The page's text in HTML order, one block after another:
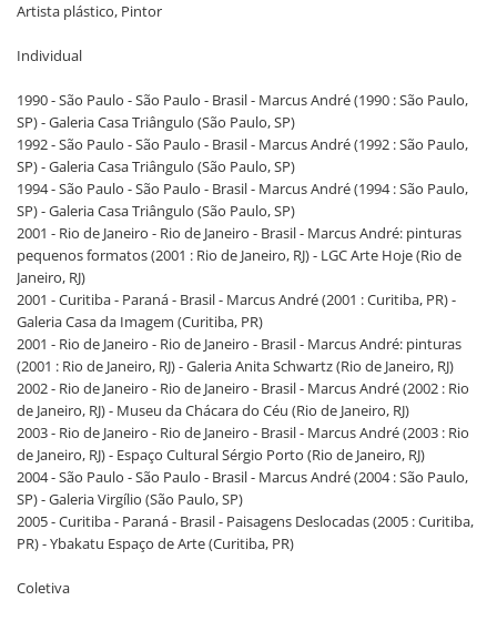
Artista plástico, Pintor
Individual
1990 - São Paulo - São Paulo - Brasil - Marcus André (1990 : São Paulo,
SP) - Galeria Casa Triângulo (São Paulo, SP)
1992 - São Paulo - São Paulo - Brasil - Marcus André (1992 : São Paulo,
SP) - Galeria Casa Triângulo (São Paulo, SP)
1994 - São Paulo - São Paulo - Brasil - Marcus André (1994 : São Paulo,
SP) - Galeria Casa Triângulo (São Paulo, SP)
2001 - Rio de Janeiro - Rio de Janeiro - Brasil - Marcus André: pinturas
pequenos formatos (2001 : Rio de Janeiro, RJ) - LGC Arte Hoje (Rio de
Janeiro, RJ)
2001 - Curitiba - Paraná - Brasil - Marcus André (2001 : Curitiba, PR) -
Galeria Casa da Imagem (Curitiba, PR)
2001 - Rio de Janeiro - Rio de Janeiro - Brasil - Marcus André: pinturas
(2001 : Rio de Janeiro, RJ) - Galeria Anita Schwartz (Rio de Janeiro, RJ)
2002 - Rio de Janeiro - Rio de Janeiro - Brasil - Marcus André (2002 : Rio
de Janeiro, RJ) - Museu da Chácara do Céu (Rio de Janeiro, RJ)
2003 - Rio de Janeiro - Rio de Janeiro - Brasil - Marcus André (2003 : Rio
de Janeiro, RJ) - Espaço Cultural Sérgio Porto (Rio de Janeiro, RJ)
2004 - São Paulo - São Paulo - Brasil - Marcus André (2004 : São Paulo,
SP) - Galeria Virgílio (São Paulo, SP)
2005 - Curitiba - Paraná - Brasil - Paisagens Deslocadas (2005 : Curitiba,
PR) - Ybakatu Espaço de Arte (Curitiba, PR)
Coletiva